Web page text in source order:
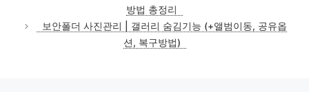
고
리
방법 총정리
보안폴더 사진관리 | 갤러리 숨김기능 (+앨범이동, 공유옵
션, 복구방법)